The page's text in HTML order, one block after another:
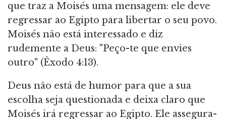
que traz a Moisés uma mensagem: ele deve
regressar ao Egipto para libertar o seu povo.
Moisés não está interessado e diz
rudemente a Deus: "Peço-te que envies
outro" (Êxodo 4:13).
Deus não está de humor para que a sua
escolha seja questionada e deixa claro que
Moisés irá regressar ao Egipto. Ele assegura-